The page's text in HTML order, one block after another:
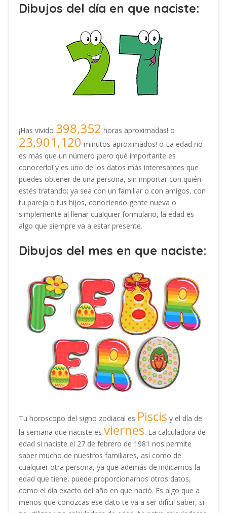
Dibujos del día en que naciste:
¡Has vivido 398,352 horas aproximadas! o
23,901,120 minutos aproximados! o La edad no
es más que un número ¡pero qué importante es
conocerlo! y es uno de los datos más interesantes que
puedes obtener de una persona, sin importar con quién
estés tratando; ya sea con un familiar o con amigos, con
tu pareja o tus hijos, conociendo gente nueva o
simplemente al llenar cualquier formulario, la edad es
algo que siempre va a estar presente.
Dibujos del mes en que naciste:
Tu horoscopo del signo zodiacal es Piscis y el día de
la semana que naciste es viernes. La calculadora de
edad si naciste el 27 de febrero de 1981 nos permite
saber mucho de nuestros familiares, así como de
cualquier otra persona, ya que además de indicarnos la
edad que tiene, puede proporcionarnos otros datos,
como el día exacto del año en que nació. Es algo que a
menos que conozcas ese dato te va a ser difícil saber, si